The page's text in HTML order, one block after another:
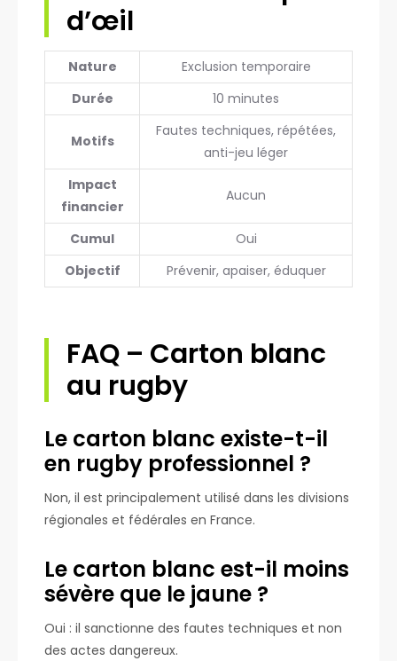
d’œil
Nature
Exclusion temporaire
Durée
10 minutes
Motifs
Fautes techniques, répétées,
anti-jeu léger
Impact
financier
Aucun
Cumul
Oui
Objectif
Prévenir, apaiser, éduquer
FAQ – Carton blanc
au rugby
Le carton blanc existe-t-il
en rugby professionnel ?
Non, il est principalement utilisé dans les divisions
régionales et fédérales en France.
Le carton blanc est-il moins
sévère que le jaune ?
Oui : il sanctionne des fautes techniques et non
des actes dangereux.